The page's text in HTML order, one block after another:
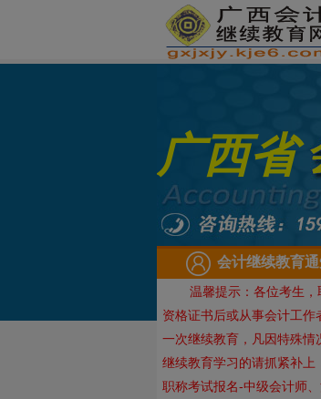
广西省
会计继续教育
温馨提示：各位考生
资格证书后或从事会计工作
一次继续教育，凡因特殊情
继续教育学习的请抓紧补上
职称考试报名-中级会计师